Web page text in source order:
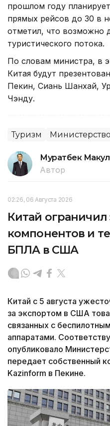
прошлом году
прямых рейсов до 30 в
отметил, что возможно
туристического потока.
По словам министра, в
Китая будут
Пекин, Сиань Шанхай,
Чэнду.
Туризм
Муратбек
Автор
02:26, 06 Августа 2026
Китай ограничил
компонентов и
БПЛА в США
Китай с 5 августа
за экспортом в США
связанных с
аппаратами.
опубликовало
передает собственный
Kazinform в Пекине.